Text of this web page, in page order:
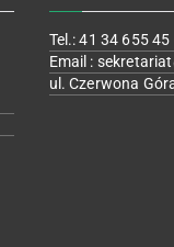
Tel.: 41 34 655 45
Email :
ul. Czerwona